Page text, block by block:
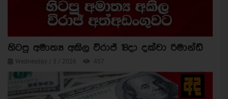
හිටපු අමාත්‍ය අකිල විරාජ් 18දා දක්වා රිමාන්ඩ්
Wednesday / 5 / 2026 457